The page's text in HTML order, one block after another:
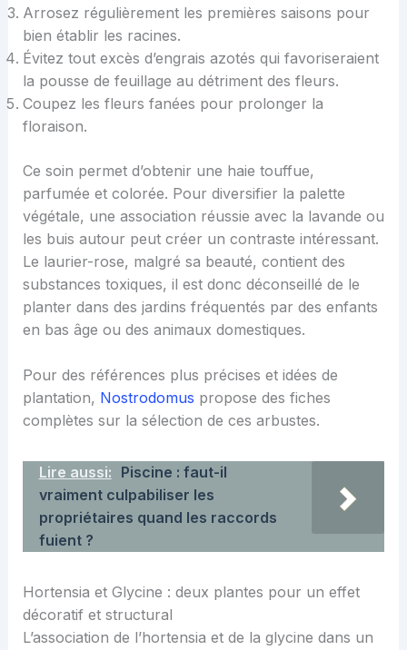
Arrosez régulièrement les premières saisons pour
bien établir les racines.
Évitez tout excès d’engrais azotés qui favoriseraient
la pousse de feuillage au détriment des fleurs.
Coupez les fleurs fanées pour prolonger la
floraison.
Ce soin permet d’obtenir une haie touffue,
parfumée et colorée. Pour diversifier la palette
végétale, une association réussie avec la lavande ou
les buis autour peut créer un contraste intéressant.
Le laurier-rose, malgré sa beauté, contient des
substances toxiques, il est donc déconseillé de le
planter dans des jardins fréquentés par des enfants
en bas âge ou des animaux domestiques.
Pour des références plus précises et idées de
plantation, Nostrodomus propose des fiches
complètes sur la sélection de ces arbustes.
Lire aussi: Piscine : faut-il
vraiment culpabiliser les
propriétaires quand les raccords
fuient ?
Hortensia et Glycine : deux plantes pour un effet
décoratif et structural
L’association de l’hortensia et de la glycine dans un